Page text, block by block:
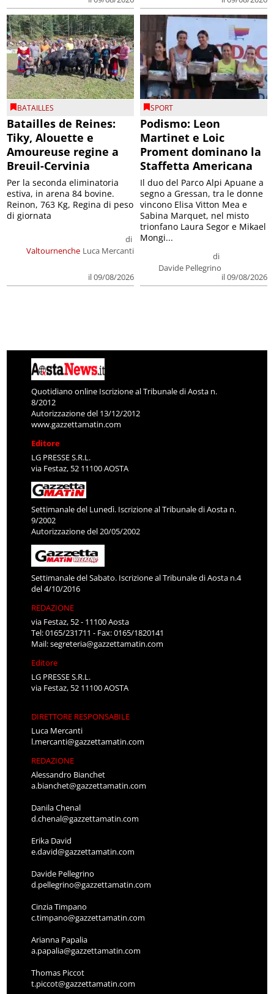
BATAILLES
Batailles de Reines:
Tiky, Alouette e
Amoureuse regine a
Breuil-Cervinia
Valtournenche
di
Luca Mercanti
il 09/08/2026
Per la seconda eliminatoria
estiva, in arena 84 bovine.
Reinon, 763 Kg, Regina di peso
di giornata
SPORT
Podismo: Leon
Martinet e Loic
Proment dominano la
Staffetta Americana
di
Davide Pellegrino
il 09/08/2026
Il duo del Parco Alpi Apuane a
segno a Gressan, tra le donne
vincono Elisa Vitton Mea e
Sabina Marquet, nel misto
trionfano Laura Segor e Mikael
Mongi...
Quotidiano online Iscrizione al Tribunale di Aosta n.
8/2012
Autorizzazione del 13/12/2012
www.gazzettamatin.com
Editore
LG PRESSE S.R.L.
via Festaz, 52 11100 AOSTA
Settimanale del Lunedì. Iscrizione al Tribunale di Aosta n.
9/2002
Autorizzazione del 20/05/2002
Settimanale del Sabato. Iscrizione al Tribunale di Aosta n.4
del 4/10/2016
REDAZIONE
via Festaz, 52 - 11100 Aosta
Tel: 0165/231711 - Fax: 0165/1820141
Mail:segreteria@gazzettamatin.com
Editore
LG PRESSE S.R.L.
via Festaz, 52 11100 AOSTA
DIRETTORE RESPONSABILE
Luca Mercanti
l.mercanti@gazzettamatin.com
REDAZIONE
Alessandro Bianchet
a.bianchet@gazzettamatin.com
Danila Chenal
d.chenal@gazzettamatin.com
Erika David
e.david@gazzettamatin.com
Davide Pellegrino
d.pellegrino@gazzettamatin.com
Cinzia Timpano
c.timpano@gazzettamatin.com
Arianna Papalia
a.papalia@gazzettamatin.com
Thomas Piccot
t.piccot@gazzettamatin.com